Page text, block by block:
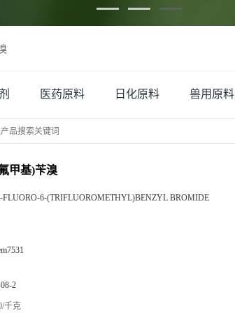
医药原料 日化原料 兽用原料
甲基)苄溴
FLUORO-6-(TRIFLUOROMETHYL)BENZYL BROMIDE
2
千克